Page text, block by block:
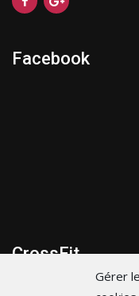
Gérer
Facebook
CrossFit